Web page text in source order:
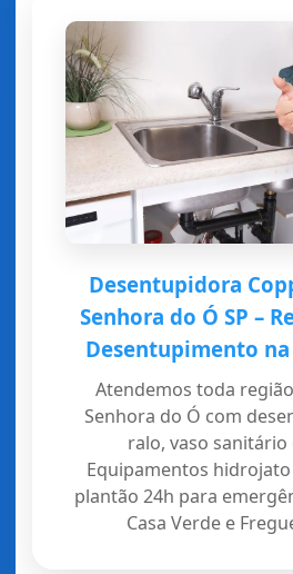
Desentupidora
Senhora do Ó SP –
Desentupimento
Atendemos toda
Senhora do Ó com
ralo, vaso sanitário
Equipamentos
plantão 24h para
Casa Verde e